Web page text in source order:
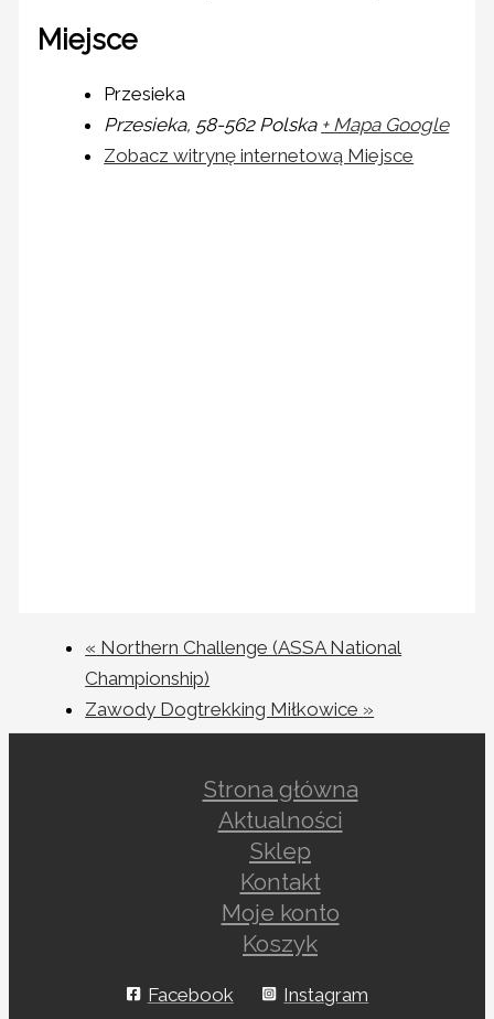
Miejsce
Przesieka
Przesieka, 58-562 Polska + Mapa Google
Zobacz witrynę internetową Miejsce
« Northern Challenge (ASSA National
Championship)
Zawody Dogtrekking Miłkowice »
Strona główna
Aktualności
Sklep
Kontakt
Moje konto
Koszyk
Facebook
Instagram